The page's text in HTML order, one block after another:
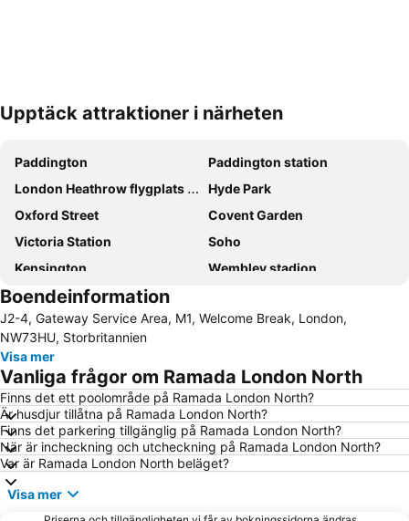
Förstora kartan
Upptäck attraktioner i närheten
Paddington
Paddington station
London Heathrow flygplats (LHR)
Hyde Park
Oxford Street
Covent Garden
Victoria Station
Soho
Kensington
Wembley stadion
Liverpool Street Station
London-Stansted flygplats
Piccadilly Circus
Emirates Stadium
Tottenham Hotspur Stadium
Notting Hill
Earls Court
Camden Town
St Giles
Shoreditch
The O2 Arena
Marylebone
Bloomsbury
Boendeinformation
J2-4, Gateway Service Area, M1, Welcome Break, London,
NW73HU, Storbritannien
Visa mer
Vanliga frågor om Ramada London North
Finns det ett poolområde på Ramada London North?
Är husdjur tillåtna på Ramada London North?
Finns det parkering tillgänglig på Ramada London North?
När är incheckning och utcheckning på Ramada London North?
Var är Ramada London North beläget?
Visa mer